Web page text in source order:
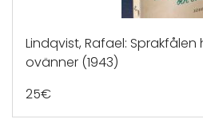
Lindqvist, Rafael:
ovänner (1943)
25€